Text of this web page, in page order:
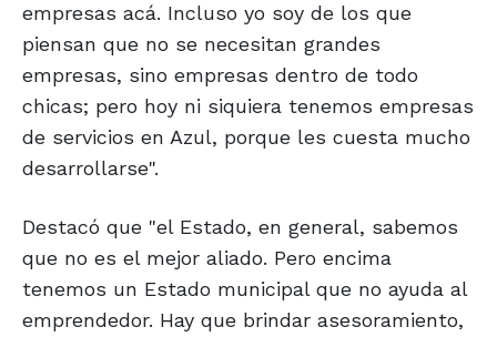
empresas acá. Incluso yo soy de los que
piensan que no se necesitan grandes
empresas, sino empresas dentro de todo
chicas; pero hoy ni siquiera tenemos empresas
de servicios en Azul, porque les cuesta mucho
desarrollarse".
Destacó que "el Estado, en general, sabemos
que no es el mejor aliado. Pero encima
tenemos un Estado municipal que no ayuda al
emprendedor. Hay que brindar asesoramiento,